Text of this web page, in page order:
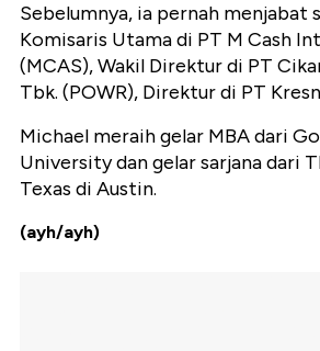
Sebelumnya, ia pernah menjabat
Komisaris Utama di PT M Cash
(MCAS), Wakil Direktur di PT
Tbk. (POWR), Direktur di PT
Michael meraih gelar MBA dari
University dan gelar sarjana dari
Texas di Austin.
(ayh/ayh)